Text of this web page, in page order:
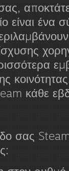
είναι ένα
κάθε
σας